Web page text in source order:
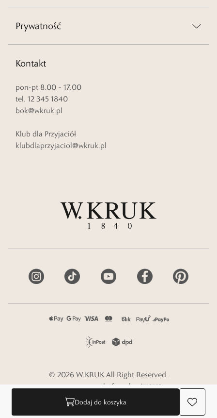
Dodaj do koszyka
Prywatność
Kontakt
pon-pt 8.00 – 17.00
tel. 12 345 1840
bok@wkruk.pl
Klub dla Przyjaciół
klubdlaprzyjaciol@wkruk.pl
© 2026 W.KRUK All Right Reserved.
e-commerce platform by